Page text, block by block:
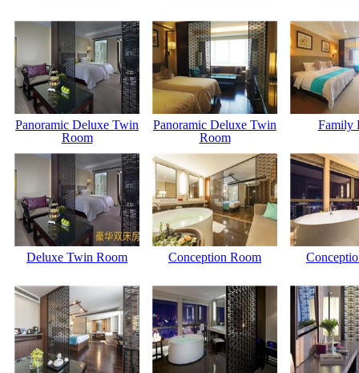
Panoramic Deluxe Twin
Room
Panoramic Deluxe Twin
Room
Family
Deluxe Twin Room Conception Room